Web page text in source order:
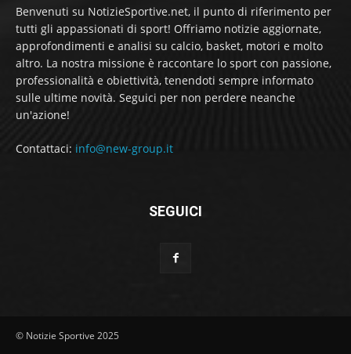
Benvenuti su NotizieSportive.net, il punto di riferimento per
tutti gli appassionati di sport! Offriamo notizie aggiornate,
approfondimenti e analisi su calcio, basket, motori e molto
altro. La nostra missione è raccontare lo sport con passione,
professionalità e obiettività, tenendoti sempre informato
sulle ultime novità. Seguici per non perdere neanche
un'azione!
Contattaci: info@new-group.it
SEGUICI
© Notizie Sportive 2025